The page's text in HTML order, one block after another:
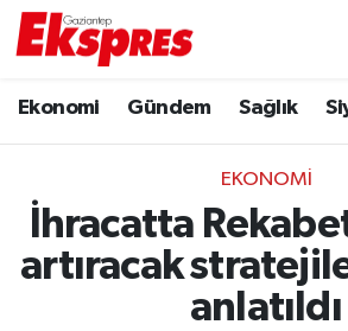
Ekonomi Gündem Sağlık
EKONOMI
İhracatta
artıracak
anlatıldı
Ekonomi
Gaziantep son dakika
Genel
Trafik Durumu
Puan Durumu ve Fikstür
Tüm Manşetler